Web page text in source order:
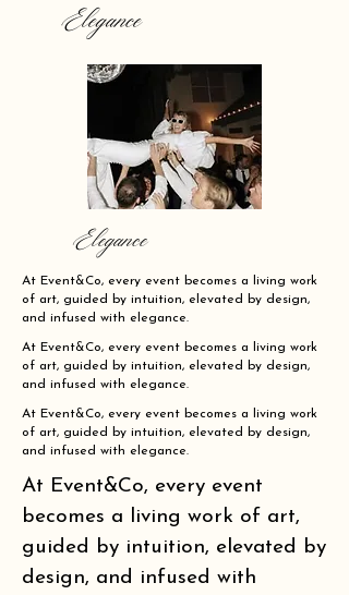
Elegance
Elegance
At Event&Co, every event becomes a living work
of art, guided by intuition, elevated by design,
and infused with elegance.
At Event&Co, every event becomes a living work
of art, guided by intuition, elevated by design,
and infused with elegance.
At Event&Co, every event becomes a living work
of art, guided by intuition, elevated by design,
and infused with elegance.
At Event&Co, every event
becomes a living work of art,
guided by intuition, elevated by
design, and infused with